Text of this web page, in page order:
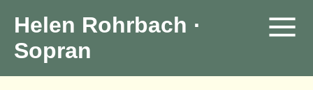
Helen Rohrbach ·
Sopran